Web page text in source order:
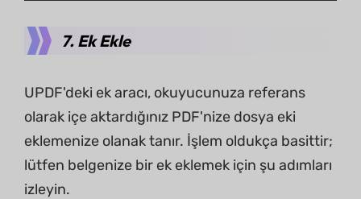
7. Ek Ekle
UPDF'deki ek aracı, okuyucunuza referans
olarak içe aktardığınız PDF'nize dosya eki
eklemenize olanak tanır. İşlem oldukça basittir;
lütfen belgenize bir ek eklemek için şu adımları
izleyin.